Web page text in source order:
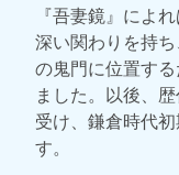
『吾妻鏡』によ
深い関わりを持
の鬼門に位置す
ました。以後、
受け、鎌倉時代
す。